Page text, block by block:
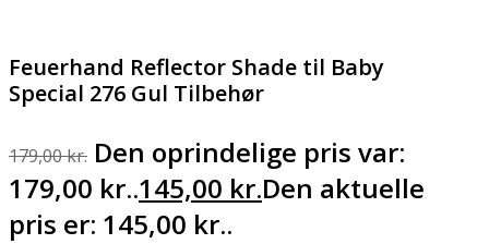
Feuerhand Reflector Shade til Baby
Special 276 Gul Tilbehør
179,00kr. Den oprindelige pris var:
179,00 kr..145,00 kr.Den aktuelle
pris er: 145,00 kr..